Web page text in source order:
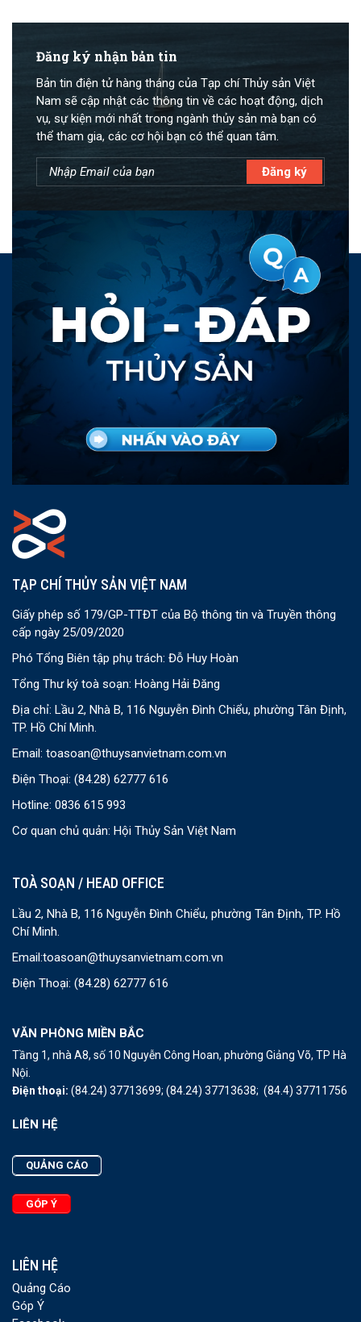
Đăng ký nhận bản tin
Bản tin điện tử hàng tháng của Tạp chí Thủy sản Việt
Nam sẽ cập nhật các thông tin về các hoạt động, dịch
vụ, sự kiện mới nhất trong ngành thủy sản mà bạn có
thể tham gia, các cơ hội bạn có thể quan tâm.
TẠP CHÍ THỦY SẢN VIỆT NAM
Giấy phép số 179/GP-TTĐT của Bộ thông tin và Truyền thông
cấp ngày 25/09/2020
Phó Tổng Biên tập phụ trách: Đỗ Huy Hoàn
Tổng Thư ký toà soạn: Hoàng Hải Đăng
Địa chỉ: Lầu 2, Nhà B, 116 Nguyễn Đình Chiểu, phường Tân Định,
TP. Hồ Chí Minh.
Email: toasoan@thuysanvietnam.com.vn
Điện Thoại: (84.28) 62777 616
Hotline: 0836 615 993
Cơ quan chủ quản: Hội Thủy Sản Việt Nam
TOÀ SOẠN / HEAD OFFICE
Lầu 2, Nhà B, 116 Nguyễn Đình Chiểu, phường Tân Định, TP. Hồ
Chí Minh.
Email:toasoan@thuysanvietnam.com.vn
Điện Thoại: (84.28) 62777 616
VĂN PHÒNG MIỀN BẮC
Tầng 1, nhà A8, số 10 Nguyễn Công Hoan, phường Giảng Võ, TP Hà
Nội.
Điện thoại: (84.24) 37713699; (84.24) 37713638; (84.4) 37711756
LIÊN HỆ
QUẢNG CÁO
GÓP Ý
LIÊN HỆ
Quảng Cáo
Góp Ý